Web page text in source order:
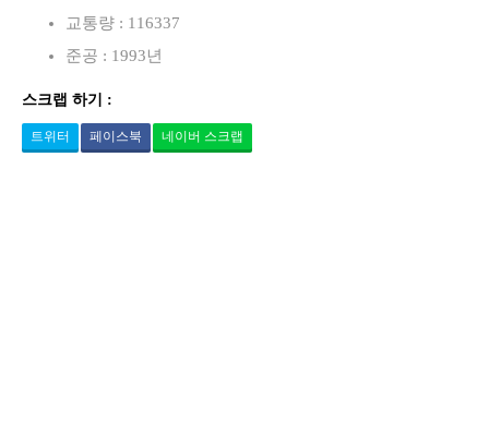
교통량 : 116337
준공 : 1993년
스크랩 하기 :
트위터 페이스북 네이버 스크랩